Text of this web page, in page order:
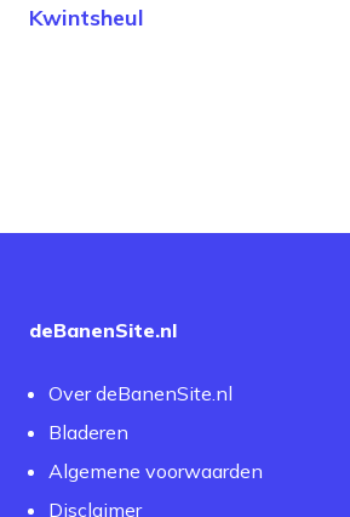
Kwintsheul
deBanenSite.nl
Over deBanenSite.nl
Bladeren
Algemene voorwaarden
Disclaimer